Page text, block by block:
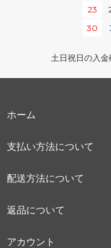
23
30
土日祝日の入金
ホーム
支払い方法について
配送方法について
返品について
アカウント